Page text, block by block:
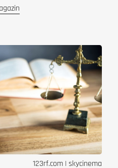
123rf.com | skycinema